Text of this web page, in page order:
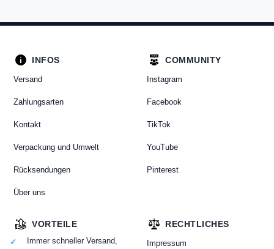
INFOS
Versand
Zahlungsarten
Kontakt
Verpackung und Umwelt
Rücksendungen
Über uns
COMMUNITY
Instagram
Facebook
TikTok
YouTube
Pinterest
RECHTLICHES
Impressum
VORTEILE
Immer schneller Versand,